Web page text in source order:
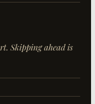
Skipping ahead is